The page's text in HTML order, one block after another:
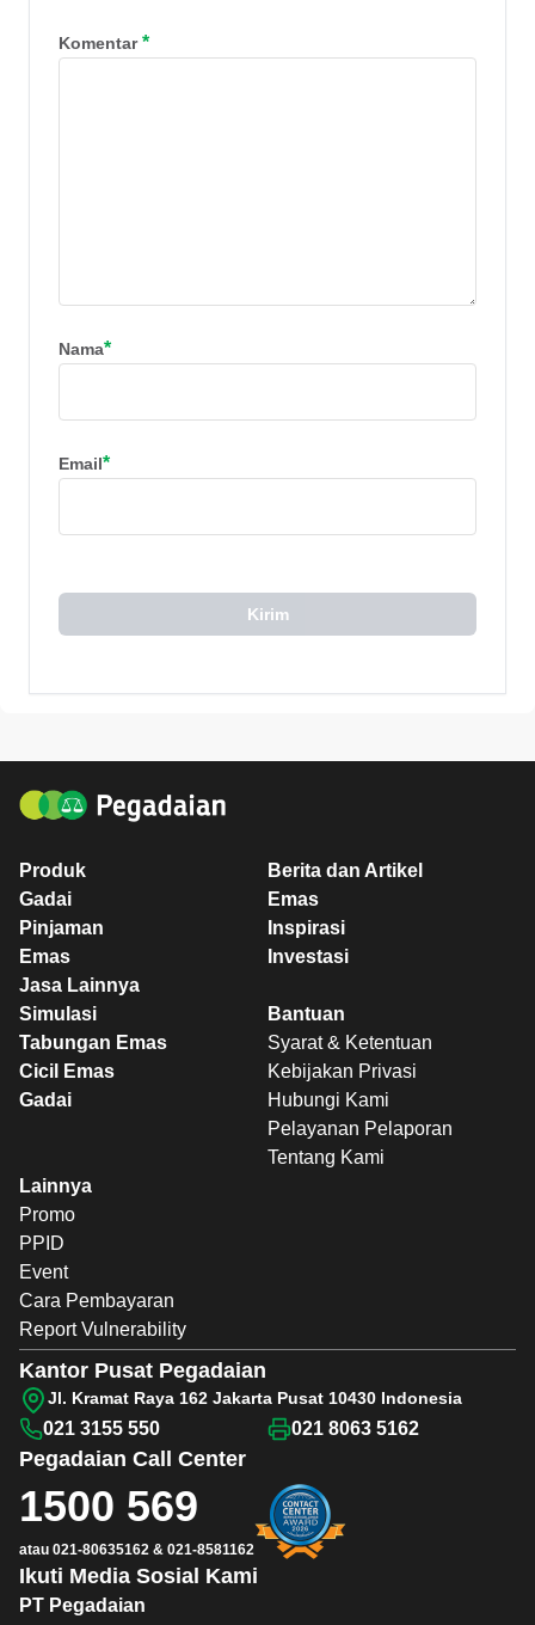
Komentar*
Nama*
Email*
Kirim
Produk
Gadai
Pinjaman
Emas
Jasa Lainnya
Berita dan Artikel
Emas
Inspirasi
Investasi
Simulasi
Tabungan Emas
Cicil Emas
Gadai
Bantuan
Syarat & Ketentuan
Kebijakan Privasi
Hubungi Kami
Pelayanan Pelaporan
Tentang Kami
Lainnya
Promo
PPID
Event
Cara Pembayaran
Report Vulnerability
PT Pegadaian
Ikuti Media Sosial Kami
Pegadaian Call Center
1500 569
atau 021-80635162 & 021-8581162
Kantor Pusat Pegadaian
Jl. Kramat Raya 162 Jakarta Pusat 10430 Indonesia
021 3155 550 021 8063 5162